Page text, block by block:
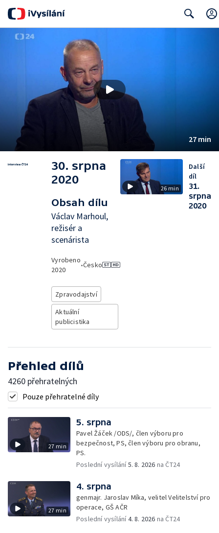
27 min
30. srpna
2020
Obsah dílu
Václav Marhoul,
režisér a
scenárista
Vyrobeno
2020
•Česko
Zpravodajství
Aktuální
publicistika
26 min
Další
díl
31.
srpna
2020
Přehled dílů
4260 přehratelných
Pouze přehratelné díly
27 min
5. srpna
Pavel Žáček /ODS/, člen výboru pro
bezpečnost, PS, člen výboru pro obranu,
PS.
Poslední vysílání5. 8. 2026 na ČT24
27 min
4. srpna
genmajr. Jaroslav Míka, velitel Velitelství pro
operace, GŠ AČR
Poslední vysílání4. 8. 2026 na ČT24